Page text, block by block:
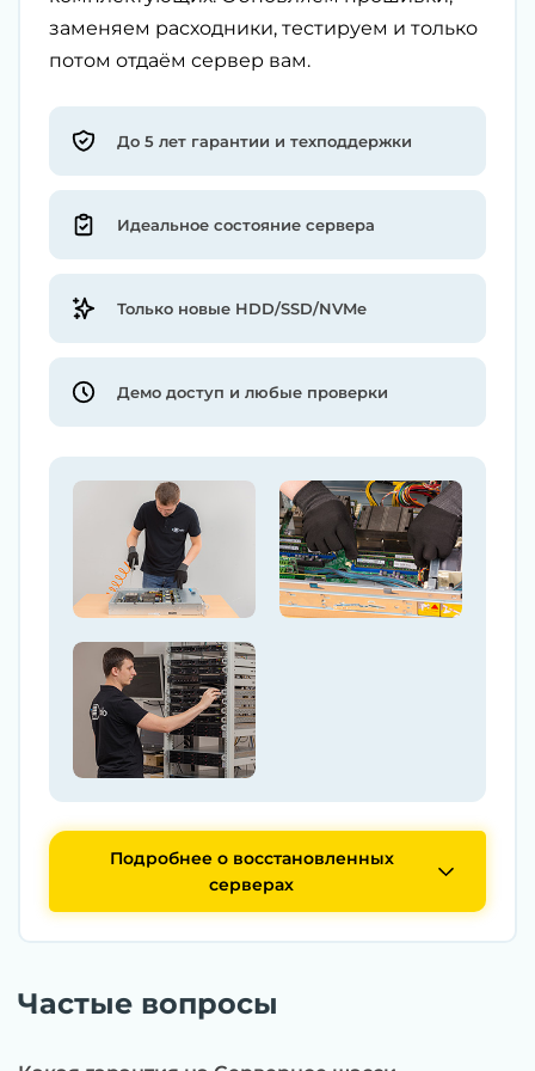
заменяем расходники, тестируем и только
потом отдаём сервер вам.
До 5 лет гарантии и техподдержки
Идеальное состояние сервера
Только новые HDD/SSD/NVMe
Демо доступ и любые проверки
Подробнее о восстановленных
серверах
Частые вопросы